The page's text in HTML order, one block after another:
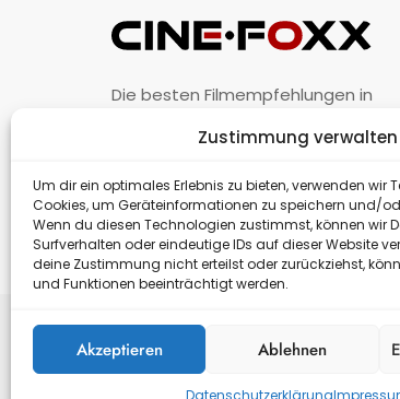
Zustimmung verwalten
Um dir ein optimales Erlebnis zu bieten, verwenden wir
Cookies, um Geräteinformationen zu speichern und/
Wenn du diesen Technologien zustimmst, können wir
Surfverhalten oder eindeutige IDs auf dieser Website
deine Zustimmung nicht erteilst oder zurückziehst,
und Funktionen beeinträchtigt werden.
Akzeptieren Ablehnen
Datenschutzerklärung
Die besten Filmempfehlungen in
Unternehmen · Impressum · Kontakt